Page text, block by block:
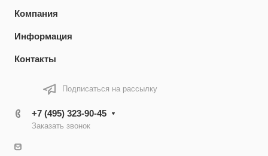
Компания
Информация
Контакты
Подписаться на рассылку
+7 (495) 323-90-45
Заказать звонок